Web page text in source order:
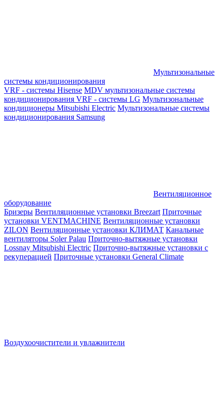
Мультизональные
системы кондиционирования
VRF - системы Hisense MDV мультизональные системы
кондиционирования VRF - системы LG Мультизональные
кондиционеры Mitsubishi Electric Мультизональные системы
кондиционирования Samsung
Вентиляционное
оборудование
Бризеры Вентиляционные установки Breezart Приточные
установки VENTMACHINE Вентиляционные установки
ZILON Вентиляционные установки КЛИМАТ Канальные
вентиляторы Soler Palau Приточно-вытяжные установки
Lossnay Mitsubishi Electric Приточно-вытяжные установки с
рекуперацией Приточные установки General Climate
Воздухоочистители и увлажнители